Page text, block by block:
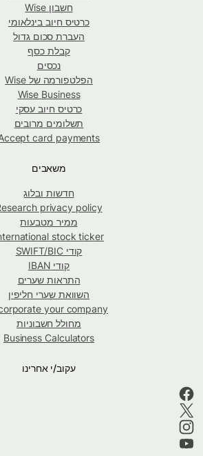
חשבון Wise
כרטיס חיוב בינלאומי
העברת סכום גדול
קבלת כסף
נכסים
הפלטפורמה של Wise
Wise Business
כרטיס חיוב עסקי
תשלומים מרובים
Accept card payments
משאבים
חדשות ובלוג
Research privacy policy
ממיר מטבעות
International stock ticker
קודי SWIFT/BIC
קודי IBAN
התראות שערים
השוואת שערי חליפין
Incorporate your company
מחולל חשבוניות
Business Calculators
עקוב/י אחרינו